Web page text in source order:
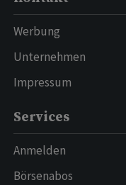
Werbung
Unternehmen
Impressum
Services
Anmelden
Börsenabos